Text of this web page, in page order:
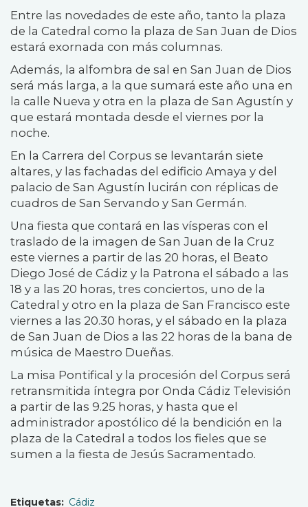
Entre las novedades de este año, tanto la plaza
de la Catedral como la plaza de San Juan de Dios
estará exornada con más columnas.
Además, la alfombra de sal en San Juan de Dios
será más larga, a la que sumará este año una en
la calle Nueva y otra en la plaza de San Agustín y
que estará montada desde el viernes por la
noche.
En la Carrera del Corpus se levantarán siete
altares, y las fachadas del edificio Amaya y del
palacio de San Agustín lucirán con réplicas de
cuadros de San Servando y San Germán.
Una fiesta que contará en las vísperas con el
traslado de la imagen de San Juan de la Cruz
este viernes a partir de las 20 horas, el Beato
Diego José de Cádiz y la Patrona el sábado a las
18 y a las 20 horas, tres conciertos, uno de la
Catedral y otro en la plaza de San Francisco este
viernes a las 20.30 horas, y el sábado en la plaza
de San Juan de Dios a las 22 horas de la bana de
música de Maestro Dueñas.
La misa Pontifical y la procesión del Corpus será
retransmitida íntegra por Onda Cádiz Televisión
a partir de las 9.25 horas, y hasta que el
administrador apostólico dé la bendición en la
plaza de la Catedral a todos los fieles que se
sumen a la fiesta de Jesús Sacramentado.
Etiquetas Cádiz